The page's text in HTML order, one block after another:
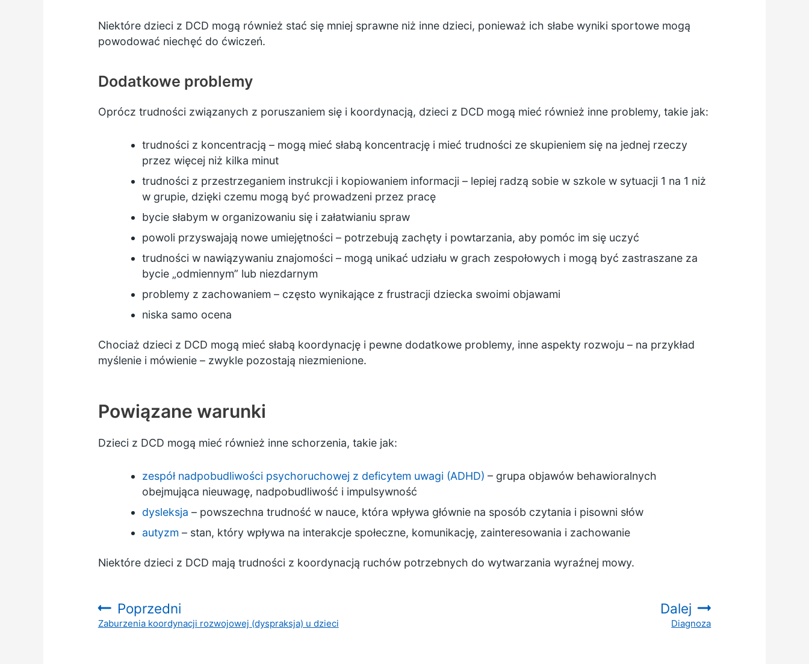
Niektóre dzieci z DCD mogą również stać się mniej sprawne niż inne dzieci, ponieważ ich słabe wyniki sportowe mogą
powodować niechęć do ćwiczeń.
Dodatkowe problemy
Oprócz trudności związanych z poruszaniem się i koordynacją, dzieci z DCD mogą mieć również inne problemy, takie jak:
trudności z koncentracją – mogą mieć słabą koncentrację i mieć trudności ze skupieniem się na jednej rzeczy
przez więcej niż kilka minut
trudności z przestrzeganiem instrukcji i kopiowaniem informacji – lepiej radzą sobie w szkole w sytuacji 1 na 1 niż
w grupie, dzięki czemu mogą być prowadzeni przez pracę
bycie słabym w organizowaniu się i załatwianiu spraw
powoli przyswajają nowe umiejętności – potrzebują zachęty i powtarzania, aby pomóc im się uczyć
trudności w nawiązywaniu znajomości – mogą unikać udziału w grach zespołowych i mogą być zastraszane za
bycie „odmiennym” lub niezdarnym
problemy z zachowaniem – często wynikające z frustracji dziecka swoimi objawami
niska samo ocena
Chociaż dzieci z DCD mogą mieć słabą koordynację i pewne dodatkowe problemy, inne aspekty rozwoju – na przykład
myślenie i mówienie – zwykle pozostają niezmienione.
Powiązane warunki
Dzieci z DCD mogą mieć również inne schorzenia, takie jak:
zespół nadpobudliwości psychoruchowej z deficytem uwagi (ADHD) – grupa objawów behawioralnych
obejmująca nieuwagę, nadpobudliwość i impulsywność
dysleksja – powszechna trudność w nauce, która wpływa głównie na sposób czytania i pisowni słów
autyzm – stan, który wpływa na interakcje społeczne, komunikację, zainteresowania i zachowanie
Niektóre dzieci z DCD mają trudności z koordynacją ruchów potrzebnych do wytwarzania wyraźnej mowy.
Poprzedni
:
Zaburzenia koordynacji rozwojowej (dyspraksja) u dzieci
Dalej
:
Diagnoza